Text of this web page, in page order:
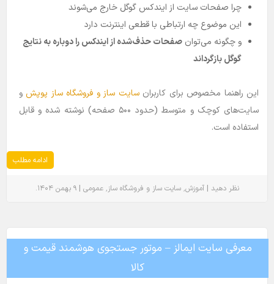
چرا صفحات سایت از ایندکس گوگل خارج می‌شوند
این موضوع چه ارتباطی با قطعی اینترنت دارد
و چگونه می‌توان صفحات حذف‌شده از ایندکس را دوباره به نتایج
گوگل بازگرداند
این راهنما مخصوص برای کاربرانسایت‌ ساز و فروشگاه ساز پوپش و
سایت‌های کوچک و متوسط (حدود ۵۰۰ صفحه) نوشته شده و قابل
استفاده است.
ادامه مطلب
نظر دهید |آموزش٬ سایت ساز و فروشگاه ساز٬ عمومی |۹ بهمن ۱۴۰۴ .
معرفی سایت ایمالز – موتور جستجوی هوشمند قیمت و
کالا